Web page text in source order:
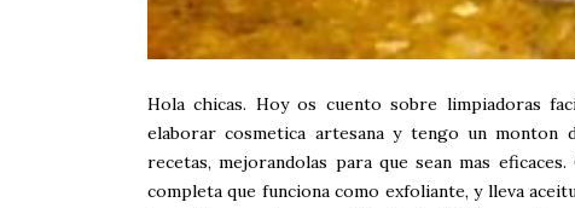
Hola chicas. Hoy os cuento sobre limpiadoras
elaborar cosmetica artesana y tengo un monton
recetas, mejorandolas para que sean mas
completa que funciona como exfoliante, y lleva